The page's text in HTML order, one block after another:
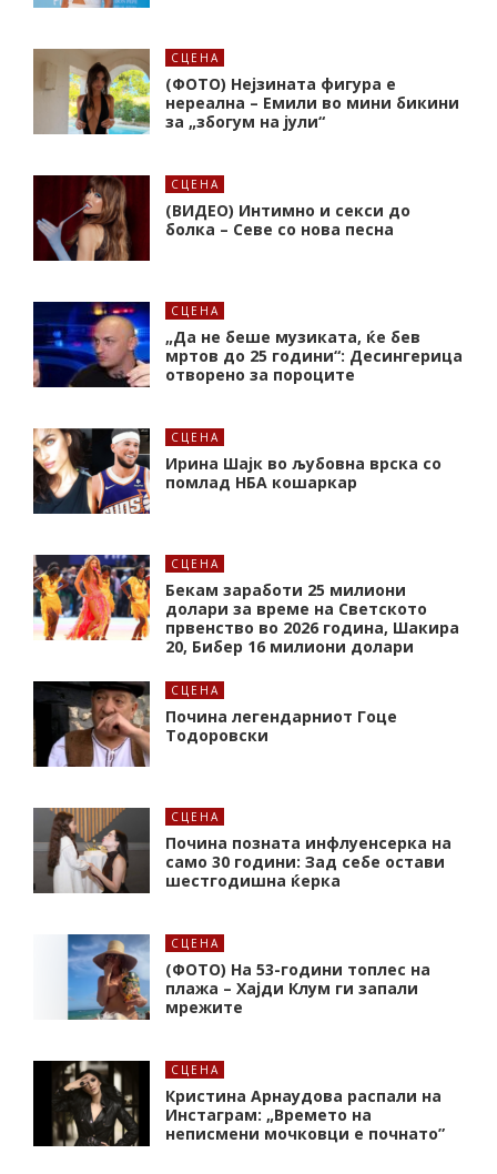
СЦЕНА
(ФОТО) Нејзината фигура е
нереална – Емили во мини бикини
за „збогум на јули“
СЦЕНА
(ВИДЕО) Интимно и секси до
болка – Севе со нова песна
СЦЕНА
„Да не беше музиката, ќе бев
мртов до 25 години“: Десингерица
отворено за пороците
СЦЕНА
Ирина Шајк во љубовна врска со
помлад НБА кошаркар
СЦЕНА
Бекам заработи 25 милиони
долари за време на Светското
првенство во 2026 година, Шакира
20, Бибер 16 милиони долари
СЦЕНА
Почина легендарниот Гоце
Тодоровски
СЦЕНА
Почина позната инфлуенсерка на
само 30 години: Зад себе остави
шестгодишна ќерка
СЦЕНА
(ФОТО) На 53-години топлес на
плажа – Хајди Клум ги запали
мрежите
СЦЕНА
Кристина Арнаудова распали на
Инстаграм: „Времето на
неписмени мочковци е почнато”